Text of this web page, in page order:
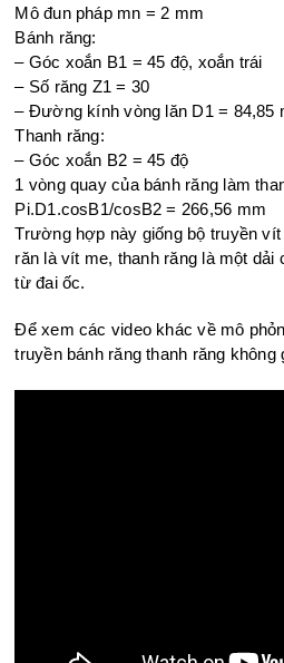
Mô đun pháp mn = 2 mm
Bánh răng:
– Góc xoắn B1 = 45 độ, xoắn trái
– Số răng Z1 = 30
– Đường kính vòng lăn D1 = 84,85
Thanh răng:
– Góc xoắn B2 = 45 độ
1 vòng quay của bánh răng làm
Pi.D1.cosB1/cosB2 = 266,56 mm
Trường hợp này giống bộ truyền
răn là vít me, thanh răng là một dải
từ đai ốc.
Để xem các video khác về mô
truyền bánh răng thanh răng